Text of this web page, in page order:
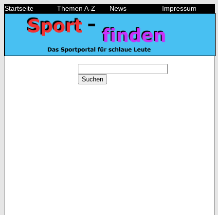
Startseite Themen A-Z News Impressum
Suchen